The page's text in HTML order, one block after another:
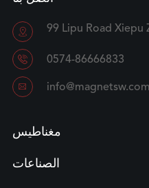
 99 Lipu Road Xiepu
 0574-86666833
 info@magnetsw.com
مغناطيس
الصناعات